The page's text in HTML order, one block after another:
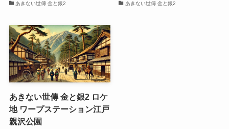
あきない世傳 金と銀2
あきない世傳 金と銀2
あきない世傳 金と銀2 ロケ
地 ワープステーション江戸
親沢公園